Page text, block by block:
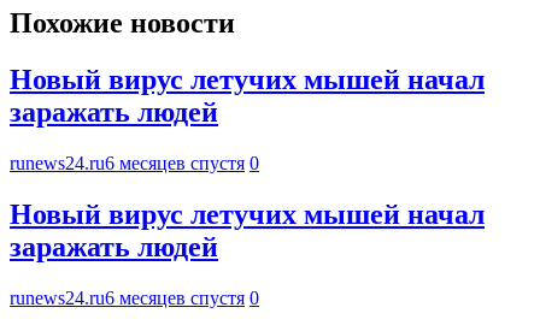
Похожие новости
Новый вирус летучих мышей начал
заражать людей
runews24.ru6 месяцев спустя 0
Новый вирус летучих мышей начал
заражать людей
runews24.ru6 месяцев спустя 0